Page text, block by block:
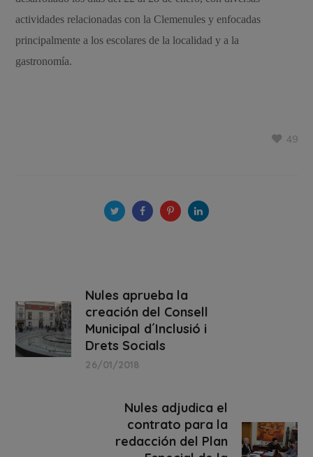
actividades relacionadas con la Clemenules y enfocadas
principalmente a los escolares de la localidad y a la
gastronomía.
49
Nules aprueba la
creación del Consell
Municipal d´Inclusió i
Drets Socials
26/01/2018
Nules adjudica el
contrato para la
redacción del Plan